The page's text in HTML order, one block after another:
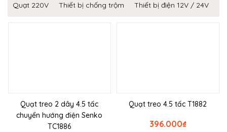
Quạt 220V Thiết bị chống trộm Thiết bị điện 12V / 24V
Quạt treo 2 dây 4.5 tấc
chuyển hướng điện Senko
TC1886
Quạt treo 4.5 tấc T1882
₫
396.000